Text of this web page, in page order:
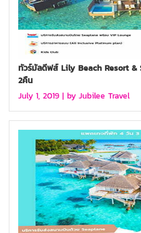
ทัวร์มัลดีฟส์ Lily Beach Resort &
2คืน
July 1, 2019 | by Jubilee Travel